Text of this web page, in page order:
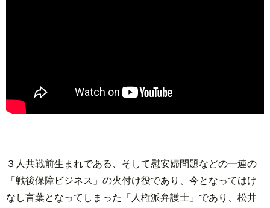
３人共戦前生まれである、そして慰安婦問題などの一連の
「戦後保障ビジネス」の火付け役であり、今となってはけ
なし言葉となってしまった「人権派弁護士」であり、松井